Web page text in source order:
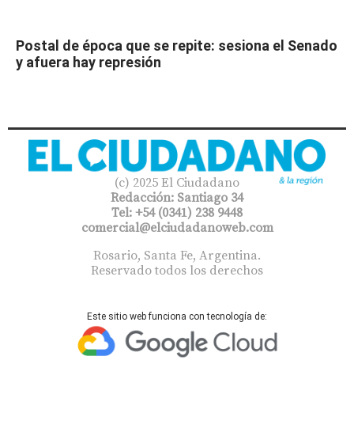
Postal de época que se repite: sesiona el Senado
y afuera hay represión
(c) 2025 El Ciudadano
Redacción: Santiago 34
Tel: +54 (0341) 238 9448
comercial@elciudadanoweb.com​
Rosario, Santa Fe, Argentina.
Reservado todos los derechos
Este sitio web funciona con tecnología de: